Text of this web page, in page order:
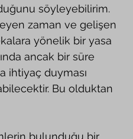
söyleyebilirim.
zaman ve gelişen
yönelik bir yasa
ancak bir süre
ihtiyaç duyması
Bu olduktan